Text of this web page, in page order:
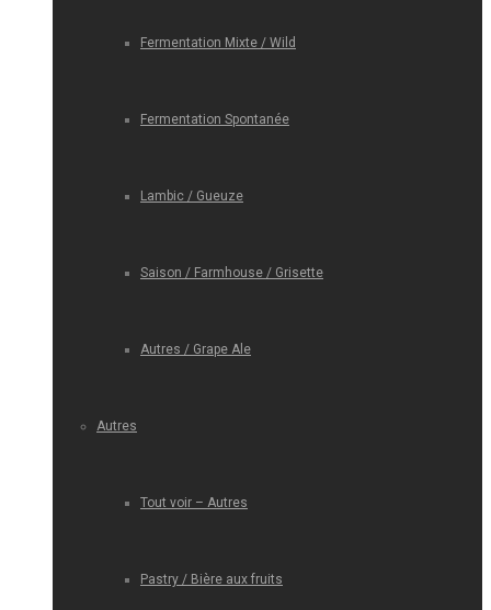
Fermentation Mixte / Wild
Fermentation Spontanée
Lambic / Gueuze
Saison / Farmhouse / Grisette
Autres / Grape Ale
Autres
Tout voir – Autres
Pastry / Bière aux fruits